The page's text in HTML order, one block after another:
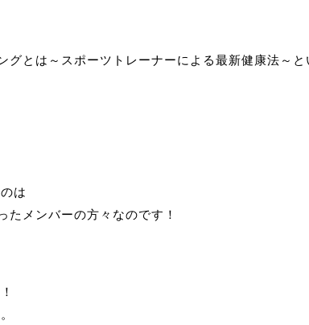
グとは～ スポーツトレーナーによる最新健康法～と
は
メンバーの方々なのです！